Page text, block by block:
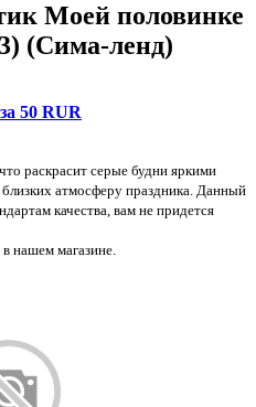
Моей половинке
(Сима-ленд)
50 RUR
раскрасит серые будни яркими
атмосферу праздника. Данный
качества, вам не придется
нашем магазине.